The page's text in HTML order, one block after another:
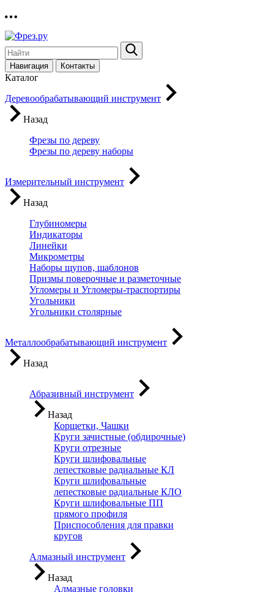
Навигация Контакты
Каталог
Деревообрабатывающий инструмент
Назад
Фрезы по дереву
Фрезы по дереву наборы
Измерительный инструмент
Назад
Глубиномеры
Индикаторы
Линейки
Микрометры
Наборы щупов, шаблонов
Призмы поверочные и разметочные
Угломеры и Угломеры-траспортиры
Угольники
Угольники столярные
Металлообрабатывающий инструмент
Назад
Абразивный инструмент
Назад
Корщетки, Чашки
Круги зачистные (обдирочные)
Круги отрезные
Круги шлифовальные
лепестковые радиальные КЛ
Круги шлифовальные
лепестковые радиальные КЛО
Круги шлифовальные ПП
прямого профиля
Приспособления для правки
кругов
Алмазный инструмент
Назад
Алмазные головки